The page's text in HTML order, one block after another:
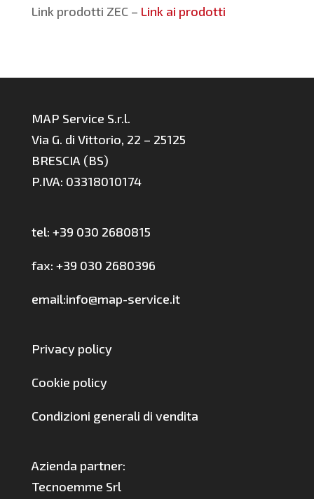
Link prodotti ZEC – Link ai prodotti
MAP Service S.r.l.
Via G. di Vittorio, 22 – 25125
BRESCIA (BS)
P.IVA: 03318010174
tel: +39 030 2680815
fax: +39 030 2680396
email:info@map-service.it
Privacy policy
Cookie policy
Condizioni generali di vendita
Azienda partner:
Tecnoemme Srl